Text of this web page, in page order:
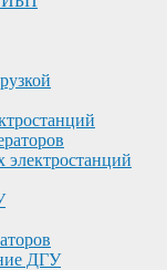
электростанций
ДГУ